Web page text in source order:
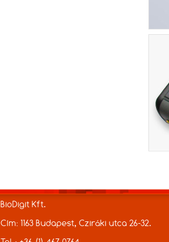
BioDigit Kft.
Cím: 1163 Budapest, Cziráki utca 26-32.